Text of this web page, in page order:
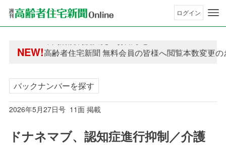
ログイン
NEW!高齢者住宅新聞 無料会員の皆様へ閲覧本数変更
高齢者住宅新聞 無料会員の皆様へ閲覧本数変更
バックナンバーを探す
2026年5月27日号 11面 掲載
ドナネマブ、認知症進行抑制／介護